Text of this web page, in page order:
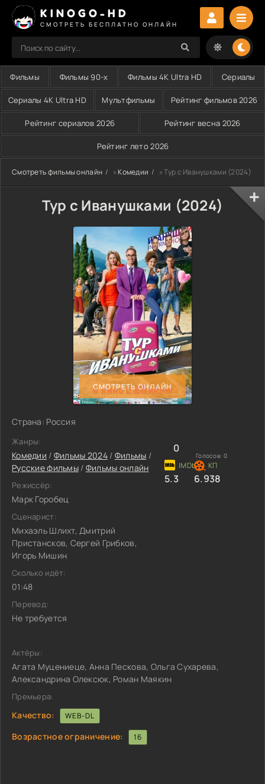
KINOGO-HD
СМОТРЕТЬ БЕСПЛАТНО ОНЛАЙН
Фильмы Фильмы 90-х Фильмы 4K Ultra HD Сериалы
Сериалы 4K Ultra HD Мультфильмы Рейтинг фильмов 2026
Рейтинг сериалов 2026 Рейтинг весна 2026
Рейтинг лето 2026
Смотреть фильмы онлайн »Комедии » Тур с Иванушками (2024)
Тур с Иванушками (2024)
СМОТРЕТЬ ОНЛАЙН
Страна: Россия
Жанры:
Комедии / Фильмы 2024/ Фильмы /
Русские фильмы/ Фильмы онлайн
Режиссёр:
Марк Горобец
Сценарист:
Михаэль Шлихт, Дмитрий
Пристансков, Сергей Грибков,
Игорь Мишин
Сколько идёт:
01:48
Перевод:
Не требуется
0
Голосов: 0
5.3 6.938
Актёры:
Агата Муцениеце, Анна Пескова, Ольга Сухарева,
Александрина Олексюк, Роман Маякин
Премьера:
Качество: WEB-DL
Возрастное ограничение: 16